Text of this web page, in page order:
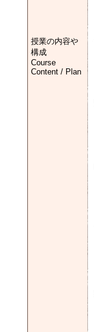
授業の内容や
構成
Course
Content / Plan